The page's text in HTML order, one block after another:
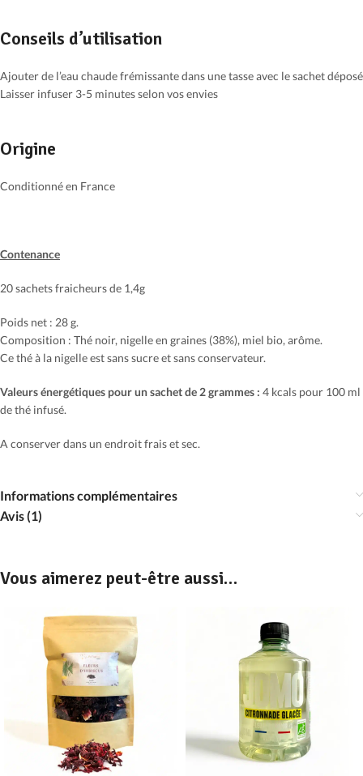
Conseils d’utilisation
Ajouter de l’eau chaude frémissante dans une tasse avec le sachet déposé
Laisser infuser 3-5 minutes selon vos envies
Origine
Conditionné en France
Contenance
20 sachets fraicheurs de 1,4g
Poids net : 28 g.
Composition : Thé noir, nigelle en graines (38%), miel bio, arôme.
Ce thé à la nigelle est sans sucre et sans conservateur.
Valeurs énergétiques pour un sachet de 2 grammes : 4 kcals pour 100 ml
de thé infusé.
A conserver dans un endroit frais et sec.
Informations complémentaires
Avis (1)
Vous aimerez peut-être aussi…